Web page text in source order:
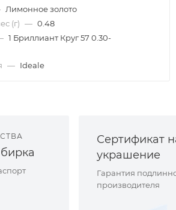
Лимонное золото
(г) — 0.48
1 Бриллиант Круг 57 0.30-
— Ideale
Сертификат
украшение
Гарантия
производителя